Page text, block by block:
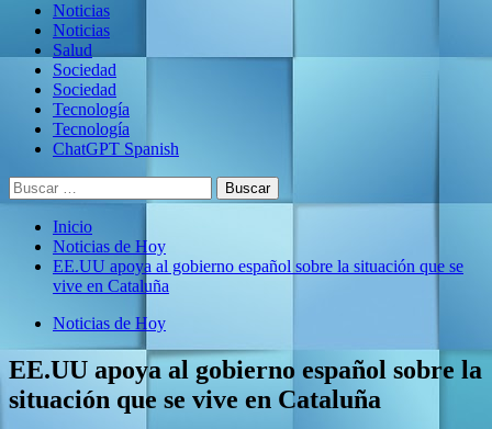
Noticias
Noticias
Salud
Sociedad
Sociedad
Tecnología
Tecnología
ChatGPT Spanish
Buscar:
Inicio
Noticias de Hoy
EE.UU apoya al gobierno español sobre la situación que se
vive en Cataluña
Noticias de Hoy
EE.UU apoya al gobierno español sobre la
situación que se vive en Cataluña